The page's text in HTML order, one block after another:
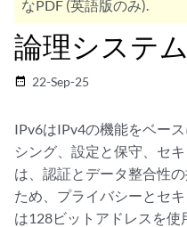
なPDF (英語版のみ).
論理システ
date_range 22-Sep-25
IPv6はIPv4の機能をベー
シング、設定と保守、セ
は、認証とデータ整合性
ため、プライバシーとセ
は128ビットアドレスを使